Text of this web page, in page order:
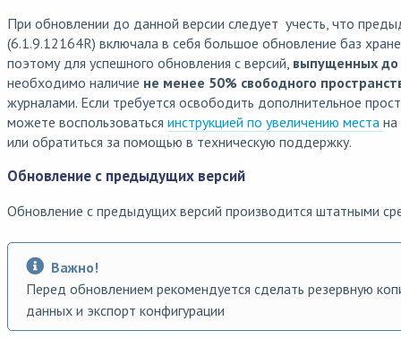
При обновлении до данной версии следует учесть, что
(6.1.9.12164R) включала в себя большое обновление баз
поэтому для успешного обновления с версий, выпущенных до
необходимо наличие не менее 50% свободного
журналами. Если требуется освободить дополнительное
можете воспользоваться инструкцией по увеличению места на
или обратиться за помощью в техническую поддержку.
Обновление с предыдущих версий
Обновление с предыдущих версий производится штатными
Важно!
Перед обновлением рекомендуется сделать резервную
данных и экспорт конфигурации